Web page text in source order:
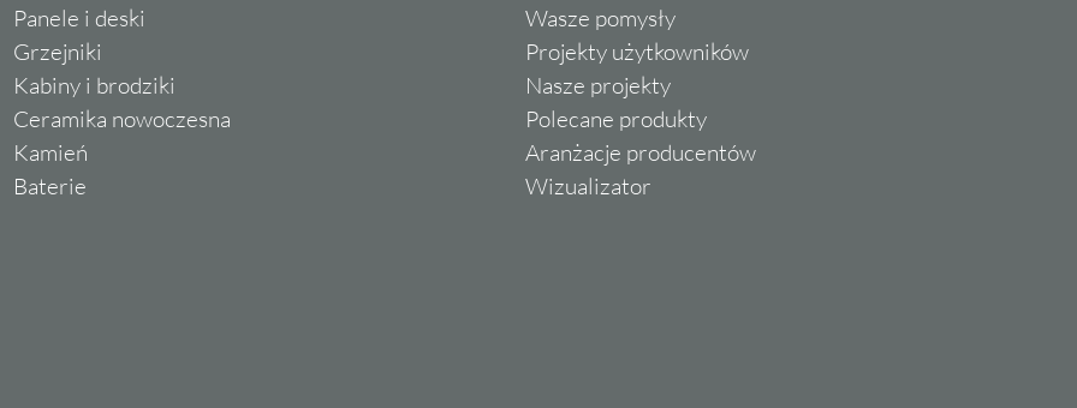
Panele i deski
Grzejniki
Kabiny i brodziki
Ceramika nowoczesna
Kamień
Baterie
Wasze pomysły
Projekty użytkowników
Nasze projekty
Polecane produkty
Aranżacje producentów
Wizualizator